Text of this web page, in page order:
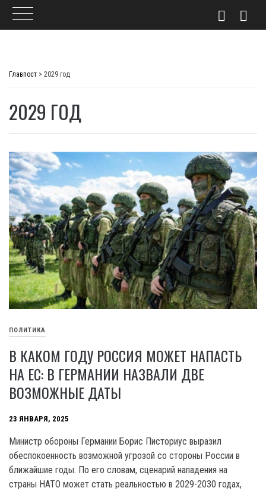
Главпост > 2029 год
2029 ГОД
ПОЛИТИКА
В КАКОМ ГОДУ РОССИЯ МОЖЕТ НАПАСТЬ
НА ЕС: В ГЕРМАНИИ НАЗВАЛИ ДВЕ
ВОЗМОЖНЫЕ ДАТЫ
23 ЯНВАРЯ, 2025
Министр обороны Германии Борис Писториус выразил
обеспокоенность возможной угрозой со стороны России в
ближайшие годы. По его словам, сценарий нападения на
страны НАТО может стать реальностью в 2029-2030 годах,